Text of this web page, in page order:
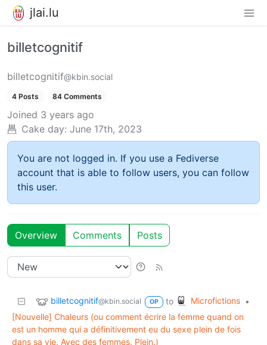
jlai.lu
billetcognitif
billetcognitif@kbin.social
4 Posts 84 Comments
Joined 3 years ago
Cake day: June 17th, 2023
You are not logged in. If you use a Fediverse
account that is able to follow users, you can follow
this user.
Overview Comments Posts
billetcognitif@kbin.social OP to Microfictions
•
[Nouvelle] Chaleurs (ou comment écrire la femme quand on
est un homme qui a définitivement eu du sexe plein de fois
dans sa vie. Avec des femmes. Plein.)